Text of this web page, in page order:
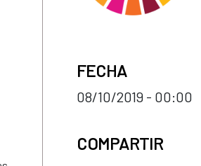
FECHA
08/10/2019 - 00:00
COMPARTIR